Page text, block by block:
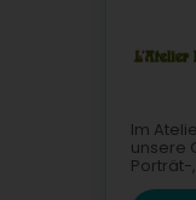
Im
unsere
Porträt-